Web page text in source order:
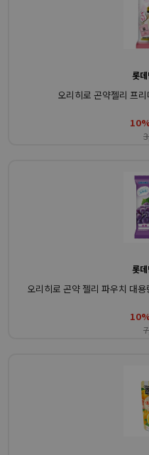
롯
오리히로 곤약젤리 프
롯
오리히로 곤약 젤리 파우치 대